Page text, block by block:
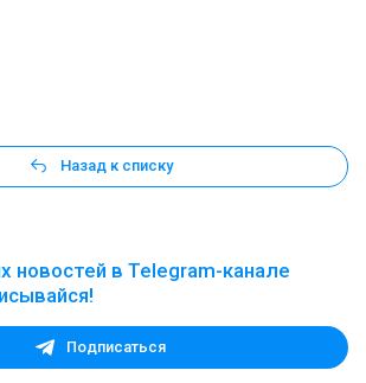
Назад к списку
в Telegram-канале
Подписаться